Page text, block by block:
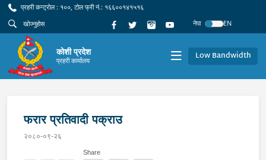
प्रहरी कन्ट्रोल : १००, टोल फ्री नं.: १६६००१४१५१६
नेपा
EN
कोशी प्रदेश
प्रहरी कार्यालय Low Bandwidth
फरार प्रतिवादी पक्राउ
२०८०-०९-२६
Share